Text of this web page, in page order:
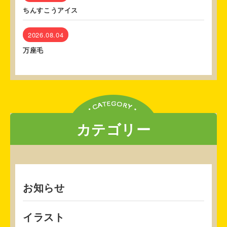
ちんすこうアイス
2026.08.04
万座毛
カテゴリー
お知らせ
イラスト